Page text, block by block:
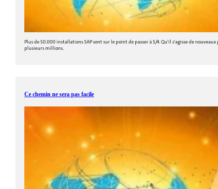
Plus de 50.000 installations SAP sont sur le point de passer à S/4. Qu'il s'agisse de
plusieurs millions.
Ce chemin ne sera pas facile